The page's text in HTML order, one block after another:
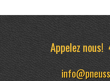
Appelez nous!